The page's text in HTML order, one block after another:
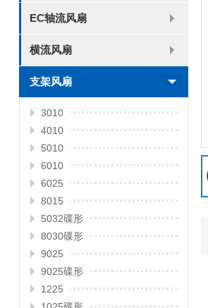
8025
8038
9225
9238
1225
1238
1738
1751
2260
EC轴流风扇
6025
8025
8038
9225
9238
1238
横流风扇
DC 030
支架风扇
3010
4010
5010
6010
6025
8015
5032碟形
8030碟形
9025
9025碟形
1225